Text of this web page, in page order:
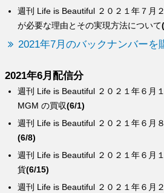
週刊 Life is Beautiful ２０２１年７月
が必要な理由とその実現方法について
2021年7月のバックナンバーを
2021年6月配信分
週刊 Life is Beautiful ２０２１年６月
週刊 Life is Beautiful ２０２１年６月
貨(6/15)
週刊 Life is Beautiful ２０２１年６月
(6/8)
週刊 Life is Beautiful ２０２１年６月
MGM の買収(6/1)